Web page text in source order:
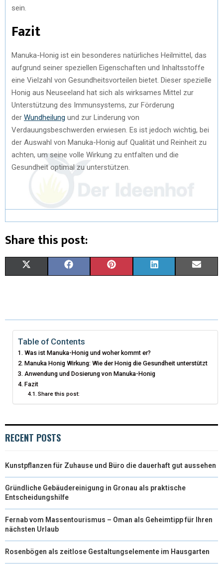
sein.
Fazit
Manuka-Honig ist ein besonderes natürliches Heilmittel, das
aufgrund seiner speziellen Eigenschaften und Inhaltsstoffe
eine Vielzahl von Gesundheitsvorteilen bietet. Dieser spezielle
Honig aus Neuseeland hat sich als wirksames Mittel zur
Unterstützung des Immunsystems, zur Förderung
der Wundheilung und zur Linderung von
Verdauungsbeschwerden erwiesen. Es ist jedoch wichtig, bei
der Auswahl von Manuka-Honig auf Qualität und Reinheit zu
achten, um seine volle Wirkung zu entfalten und die
Gesundheit optimal zu unterstützen.
Share this post:
W
T
T
E
)
E
B
O
O
K
T
R
E
K I
Table of Contents
Was ist Manuka-Honig und woher kommt er?
Manuka Honig Wirkung: Wie der Honig die Gesundheit unterstützt
Anwendung und Dosierung von Manuka-Honig
Fazit
Share this post:
RECENT POSTS
Kunstpflanzen für Zuhause und Büro die dauerhaft gut aussehen
Gründliche Gebäudereinigung in Gronau als praktische
Entscheidungshilfe
Fernab vom Massentourismus – Oman als Geheimtipp für Ihren
nächsten Urlaub
Rosenbögen als zeitlose Gestaltungselemente im Hausgarten